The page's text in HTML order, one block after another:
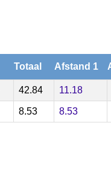
Totaal Afstand 1
42.84 11.18
8.53 8.53